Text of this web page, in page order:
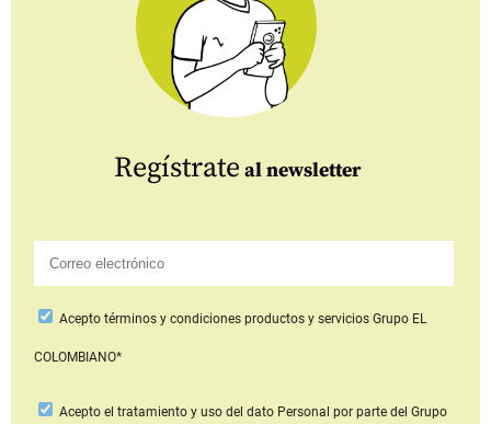
Regístrate al newsletter
Aceptotérminos y condiciones productos y serviciosGrupo EL
COLOMBIANO*
Acepto el tratamiento y uso del dato Personal por parte del Grupo